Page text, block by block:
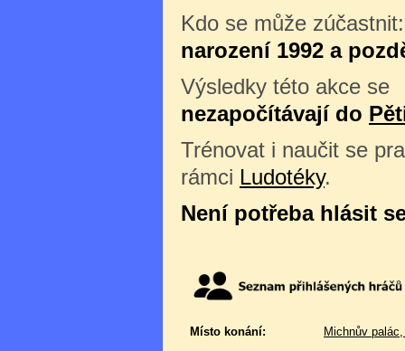
Kdo se může
narození 1992 a
Výsledky této akce se
nezapočítávají do
Trénovat i naučit se
rámci Ludotéky.
Není potřeba hlásit
Místo konání: Michnův